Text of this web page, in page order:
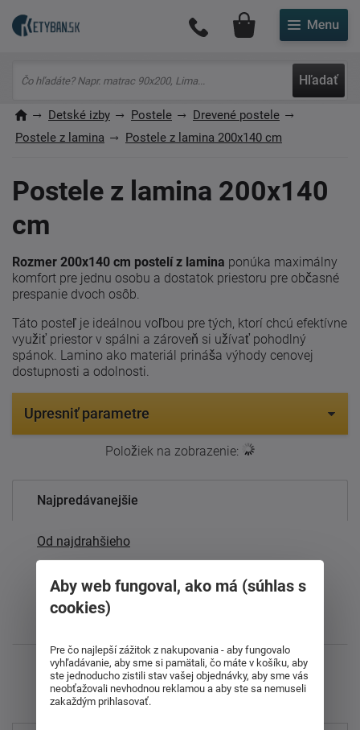
Hľadať
Môj účet
Detské izby Postele
Drevené postele
Postele z lamina
Postele z lamina 200x140 cm
Postele z lamina 200x140
cm
Rozmer 200x140 cm postelí z lamina ponúka maximálny
komfort pre jednu osobu a dostatok priestoru pre občasné
prespanie dvoch osôb.
Táto posteľ je ideálnou voľbou pre tých, ktorí chcú efektívne
využiť priestor v spálni a zároveň si užívať pohodlný
spánok. Lamino ako materiál prináša výhody cenovej
dostupnosti a odolnosti.
Upresniť parametre
Položiek na zobrazenie: 20
Najpredávanejšie
Od najdrahšieho
Od najlacnejšieho
Zobrazujem 1 - 22 z 22
Aby web fungoval, ako má (súhlas s
cookies)
Pre čo najlepší zážitok z nakupovania - aby fungovalo
vyhľadávanie, aby sme si pamätali, čo máte v košíku, aby
ste jednoducho zistili stav vašej objednávky, aby sme vás
neobťažovali nevhodnou reklamou a aby ste sa nemuseli
zakaždým prihlasovať.